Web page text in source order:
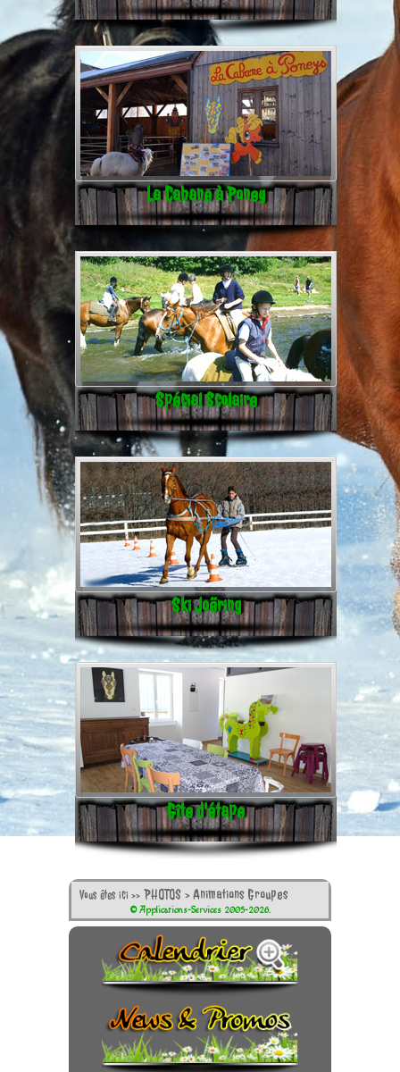
La Cabane à Poney
Spécial Scolaire
Ski Joëring
Gîte d'étape
Vous êtes ici >> PHOTOS>Animations Groupes
© Applications-Services 2005-2026.